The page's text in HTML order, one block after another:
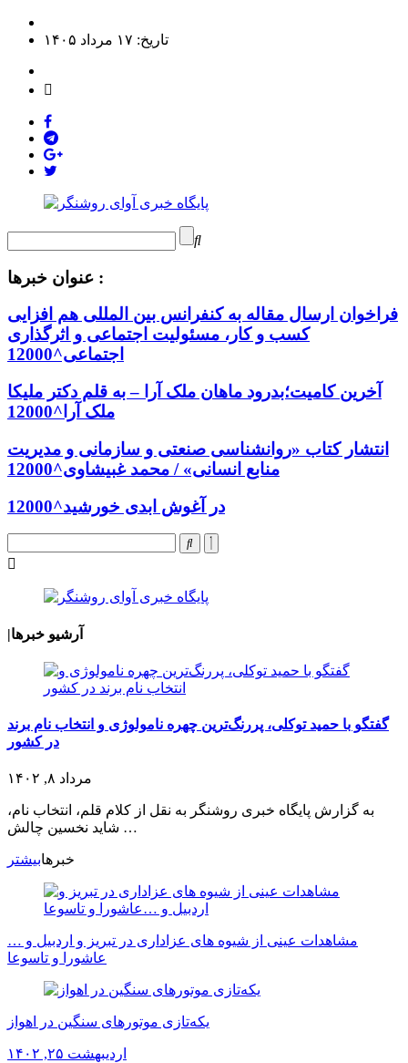
تاریخ: ۱۷ مرداد ۱۴۰۵
عنوان خبرها :
فراخوان ارسال مقاله به کنفرانس بین المللی هم افزایی
کسب و کار، مسئولیت اجتماعی و اثرگذاری
اجتماعی^12000
آخرین کامیت؛بدرود ماهان ملک آرا – به قلم دکتر ملیکا
ملک آرا^12000
انتشار کتاب «روانشناسی صنعتی و سازمانی و مدیریت
منابع انسانی» / محمد غبیشاوی^12000
در آغوش ابدی خورشید^12000
|آرشیو خبرها
گفتگو با حمید توکلی، پررنگ‌ترین چهره نامولوژی و انتخاب نام برند
در کشور
مرداد ۸, ۱۴۰۲
به گزارش پایگاه خبری روشنگر به نقل از کلام قلم، انتخاب نام،
شاید نخسین چالش …
خبرهابیشتر
مشاهدات عینی از شیوه های عزاداری در تبریز و اردبیل و …
عاشورا و تاسوعا
یکه‌تازی موتورهای سنگین در اهواز
اردیبهشت ۲۵, ۱۴۰۲